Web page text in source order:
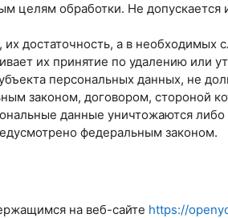
целям обработки. Не
достаточность, а в необходимых
их принятие по удалению или
персональных данных, не
законом, договором, стороной
данные уничтожаются
федеральным законом.
на веб-сайте https://